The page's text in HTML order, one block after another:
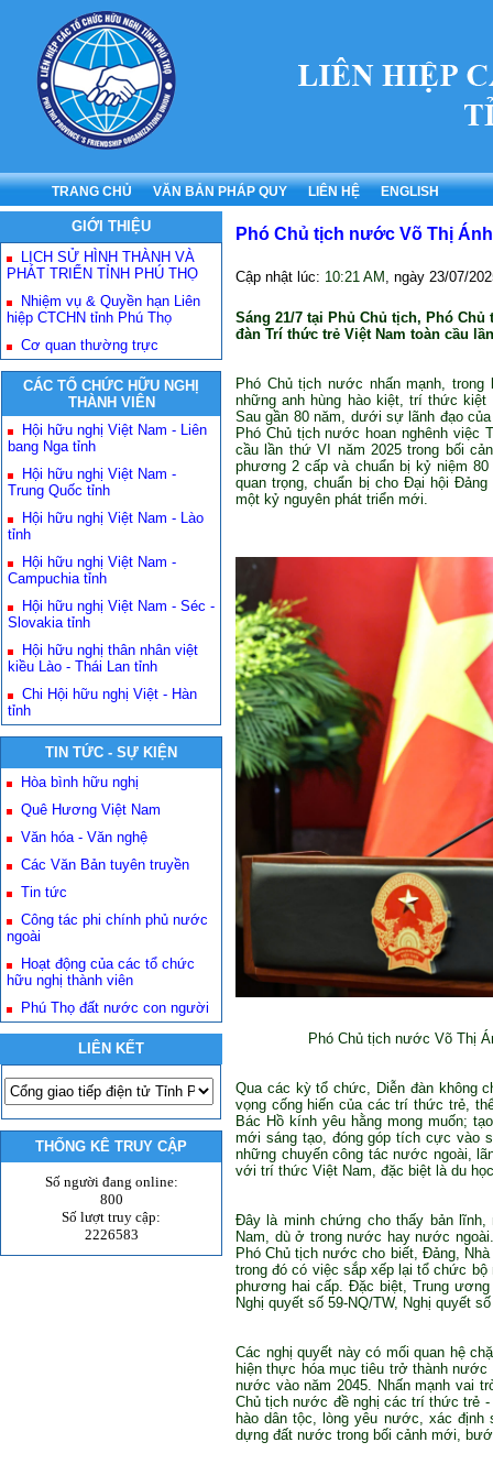
TRANG CHỦ VĂN BẢN PHÁP QUY LIÊN HỆ ENGLISH
GIỚI THIỆU
LỊCH SỬ HÌNH THÀNH VÀ
PHÁT TRIỂN TỈNH PHÚ THỌ
Nhiệm vụ & Quyền hạn Liên
hiệp CTCHN tỉnh Phú Thọ
Cơ quan thường trực
CÁC TỔ CHỨC HỮU NGHỊ
THÀNH VIÊN
Hội hữu nghị Việt Nam - Liên
bang Nga tỉnh
Hội hữu nghị Việt Nam -
Trung Quốc tỉnh
Hội hữu nghị Việt Nam - Lào
tỉnh
Hội hữu nghị Việt Nam -
Campuchia tỉnh
Hội hữu nghị Việt Nam - Séc -
Slovakia tỉnh
Hội hữu nghị thân nhân việt
kiều Lào - Thái Lan tỉnh
Chi Hội hữu nghị Việt - Hàn
tỉnh
TIN TỨC - SỰ KIỆN
Hòa bình hữu nghị
Quê Hương Việt Nam
Văn hóa - Văn nghệ
Các Văn Bản tuyên truyền
Tin tức
Công tác phi chính phủ nước
ngoài
Hoạt động của các tổ chức
hữu nghị thành viên
Phú Thọ đất nước con người
LIÊN KẾT
THỐNG KÊ TRUY CẬP
Số người đang online:
800
Số lượt truy cập:
2226583
Phó Chủ tịch nước Võ Thị
Cập nhật lúc: 10:21 AM , ngày 23/07/
Sáng 21/7 tại Phủ Chủ tịch, Phó
đàn Trí thức trẻ Việt Nam toàn cầu
Phó Chủ tịch nước nhấn mạnh,
những anh hùng hào kiệt, trí thức
Sau gần 80 năm, dưới sự lãnh đạo
Phó Chủ tịch nước hoan nghênh việc
cầu lần thứ VI năm 2025 trong bối
phương 2 cấp và chuẩn bị kỷ niệm
quan trọng, chuẩn bị cho Đại hội
một kỷ nguyên phát triển mới.
Phó Chủ tịch nước Võ Thị
Qua các kỳ tổ chức, Diễn đàn không
vọng cống hiến của các trí thức trẻ,
Bác Hồ kính yêu hằng mong muốn;
mới sáng tạo, đóng góp tích cực vào
những chuyến công tác nước ngoài,
với trí thức Việt Nam, đặc biệt là du
Đây là minh chứng cho thấy bản
Nam, dù ở trong nước hay nước
Phó Chủ tịch nước cho biết, Đảng,
trong đó có việc sắp xếp lại tổ chức
phương hai cấp. Đặc biệt, Trung ương
Nghị quyết số 59-NQ/TW, Nghị quyết
Các nghị quyết này có mối quan hệ
hiện thực hóa mục tiêu trở thành nước
nước vào năm 2045. Nhấn mạnh vai
Chủ tịch nước đề nghị các trí thức trẻ
hào dân tộc, lòng yêu nước, xác
dựng đất nước trong bối cảnh mới,